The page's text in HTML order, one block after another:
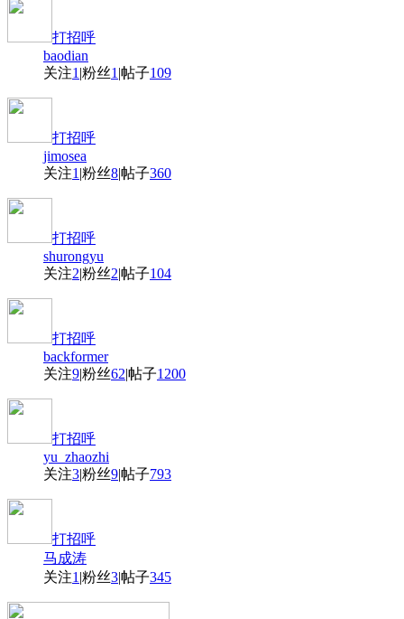
打招呼
baodian
关注1 |粉丝1 |帖子109
打招呼
jimosea
关注1 |粉丝8|帖子360
打招呼
shurongyu
关注2|粉丝2|帖子104
打招呼
backformer
关注9|粉丝62|帖子1200
打招呼
yu_zhaozhi
关注3|粉丝9|帖子793
打招呼
马成涛
关注1 |粉丝3|帖子345